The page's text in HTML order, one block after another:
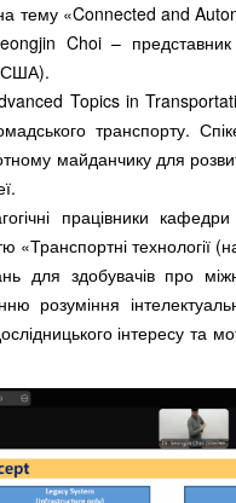
на тему «Connected and
Choi – представник
(США).
Topics in
транспорту.
майданчику для
працівники
«Транспортні технології
для здобувачів про
розуміння
інтересу та